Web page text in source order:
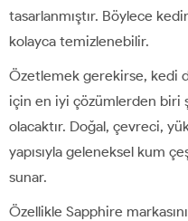
tasarlanmıştır. Böylece
kolayca temizlenebilir.
Özetlemek gerekirse, kedi
için en iyi çözümlerden biri
olacaktır. Doğal, çevreci,
yapısıyla geleneksel kum
sunar.
Özellikle Sapphire